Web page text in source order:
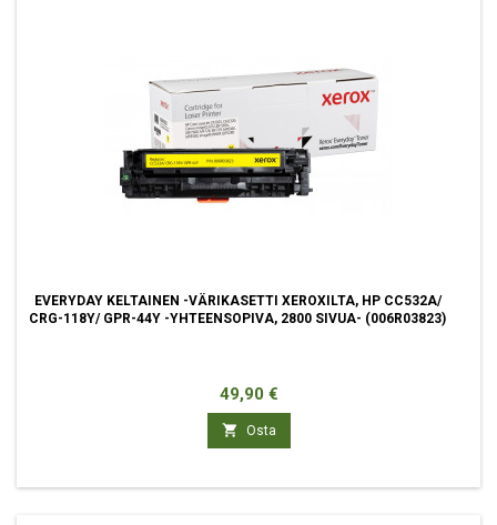
EVERYDAY KELTAINEN -VÄRIKASETTI XEROXILTA, HP CC532A/
CRG-118Y/ GPR-44Y -YHTEENSOPIVA, 2800 SIVUA- (006R03823)
Hinta
49,90 €
 Osta